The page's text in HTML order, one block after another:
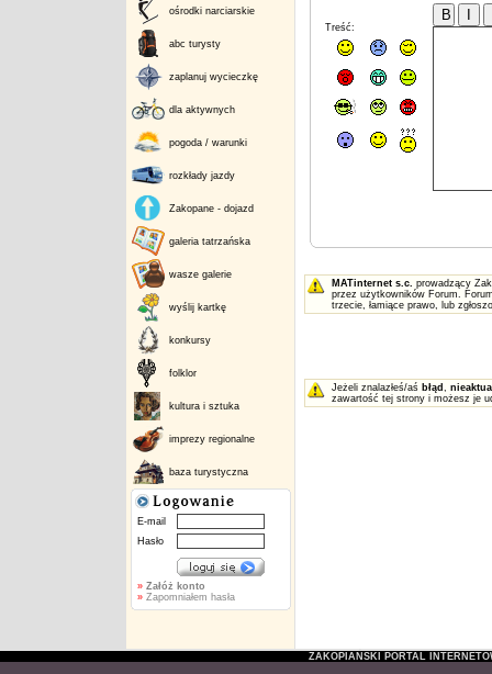
ośrodki narciarskie
abc turysty
zaplanuj wycieczkę
dla aktywnych
pogoda / warunki
rozkłady jazdy
Zakopane - dojazd
galeria tatrzańska
wasze galerie
wyślij kartkę
konkursy
folklor
kultura i sztuka
imprezy regionalne
baza turystyczna
E-mail
Hasło
» Załóż konto
»Zapomniałem hasła
Treść:
MATinternet s.c. prowadzący
przez użytkowników Forum.
trzecie, łamiące prawo, lub
Jeżeli znalazłeś/aś błąd ,
zawartość tej strony i możesz je
ZAKOPIAŃSKI PORTAL